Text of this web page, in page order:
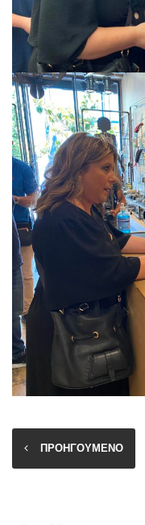
ΠΡΟΗΓΟΥΜΕΝΟ